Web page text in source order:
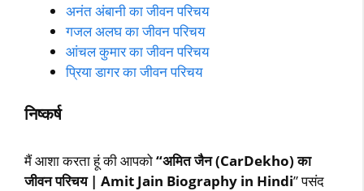
अनंत अंबानी का जीवन परिचय
गजल अलघ का जीवन परिचय
आंचल कुमार का जीवन परिचय
प्रिया डागर का जीवन परिचय
निष्‍कर्ष
मैं आशा करता हूं की आपको“अमित जैन (CarDekho) का
जीवन परिचय | Amit Jain Biography in Hindi” पसंद